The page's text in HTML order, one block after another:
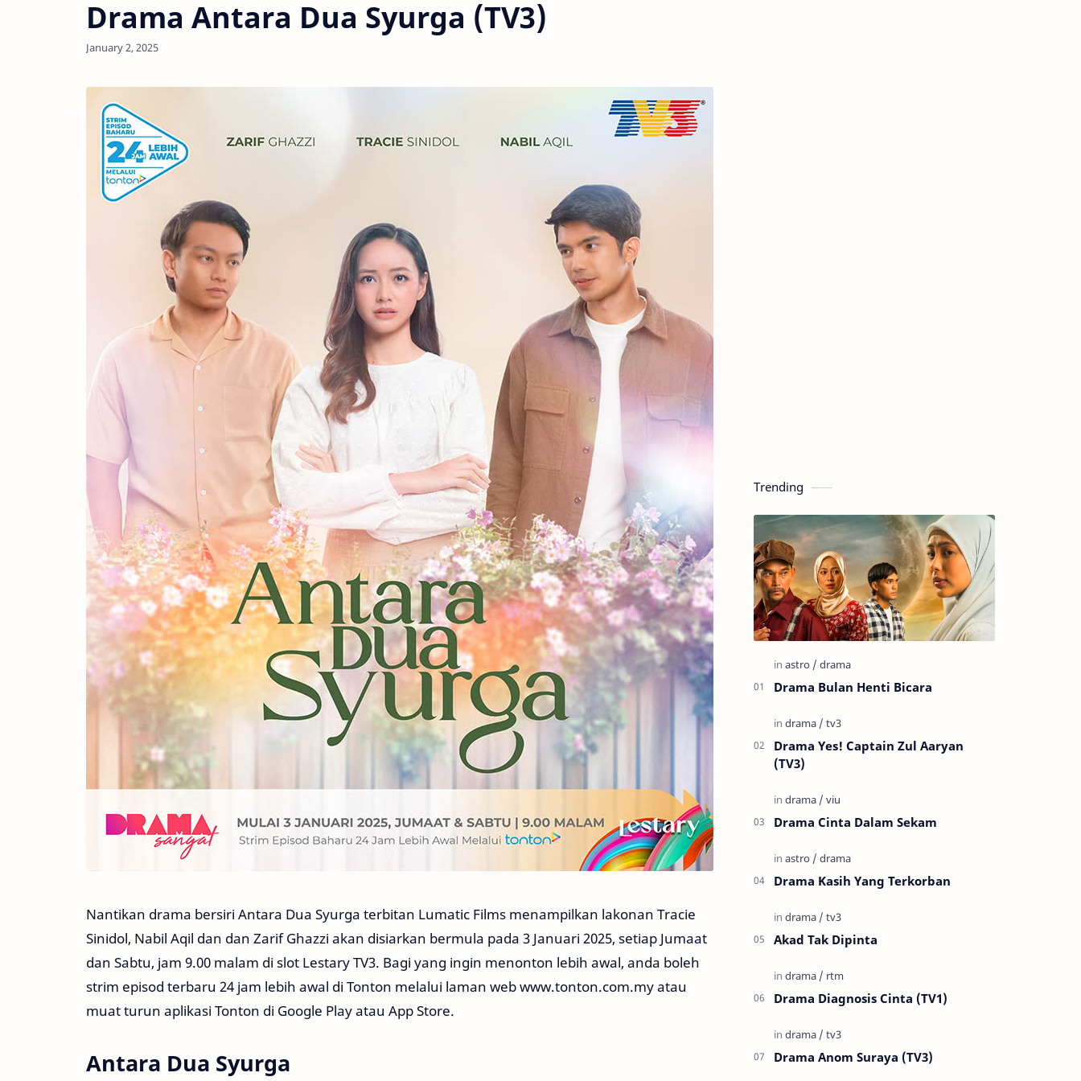
Drama Antara Dua Syurga (TV3)
Nantikan drama bersiri Antara Dua Syurga terbitan Lumatic Films menampilkan lakonan Tracie
Sinidol, Nabil Aqil dan dan Zarif Ghazzi akan disiarkan bermula pada 3 Januari 2025, setiap Jumaat
dan Sabtu, jam 9.00 malam di slot Lestary TV3. Bagi yang ingin menonton lebih awal, anda boleh
strim episod terbaru 24 jam lebih awal di Tonton melalui laman web www.tonton.com.my atau
muat turun aplikasi Tonton di Google Play atau App Store.
Antara Dua Syurga
Trending
Drama Bulan Henti Bicara
Drama Yes! Captain Zul Aaryan
(TV3)
Drama Cinta Dalam Sekam
Drama Kasih Yang Terkorban
Akad Tak Dipinta
Drama Diagnosis Cinta (TV1)
Drama Anom Suraya (TV3)